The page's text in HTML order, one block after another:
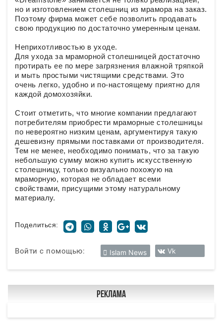
но и изготовлением столешниц из мрамора на заказ.
Поэтому фирма может себе позволить продавать
свою продукцию по достаточно умеренным ценам.
Неприхотливостью в уходе.
Для ухода за мраморной столешницей достаточно
протирать ее по мере загрязнения влажной тряпкой
и мыть простыми чистящими средствами. Это
очень легко, удобно и по-настоящему приятно для
каждой домохозяйки.
Стоит отметить, что многие компании предлагают
потребителям приобрести мраморные столешницы
по невероятно низким ценам, аргументируя такую
дешевизну прямыми поставками от производителя.
Тем не менее, необходимо понимать, что за такую
небольшую сумму можно купить искусственную
столешницу, только визуально похожую на
мраморную, которая не обладает всеми
свойствами, присущими этому натуральному
материалу.
Поделиться:
Войти с помощью: Islam News Vk
Реклама